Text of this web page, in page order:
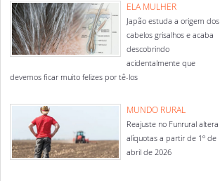
ELA MULHER
Japão estuda a origem dos
cabelos grisalhos e acaba
descobrindo
acidentalmente que
devemos ficar muito felizes por tê-los
MUNDO RURAL
Reajuste no Funrural altera
alíquotas a partir de 1º de
abril de 2026